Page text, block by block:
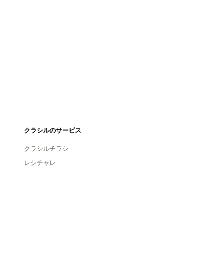
クラシルのサービス
クラシルチラシ
レシチャレ